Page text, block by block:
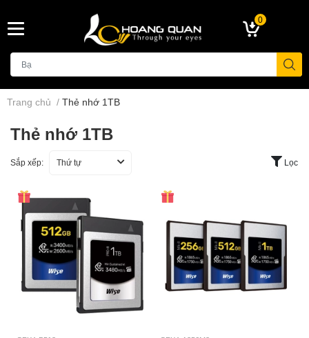
0
Trang chủ / Thẻ nhớ 1TB
Thẻ nhớ 1TB
Sắp xếp: Thứ tự Lọc